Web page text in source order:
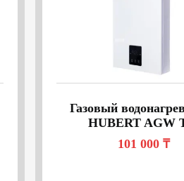
Газовый
HUBERT AGW
101 000₸